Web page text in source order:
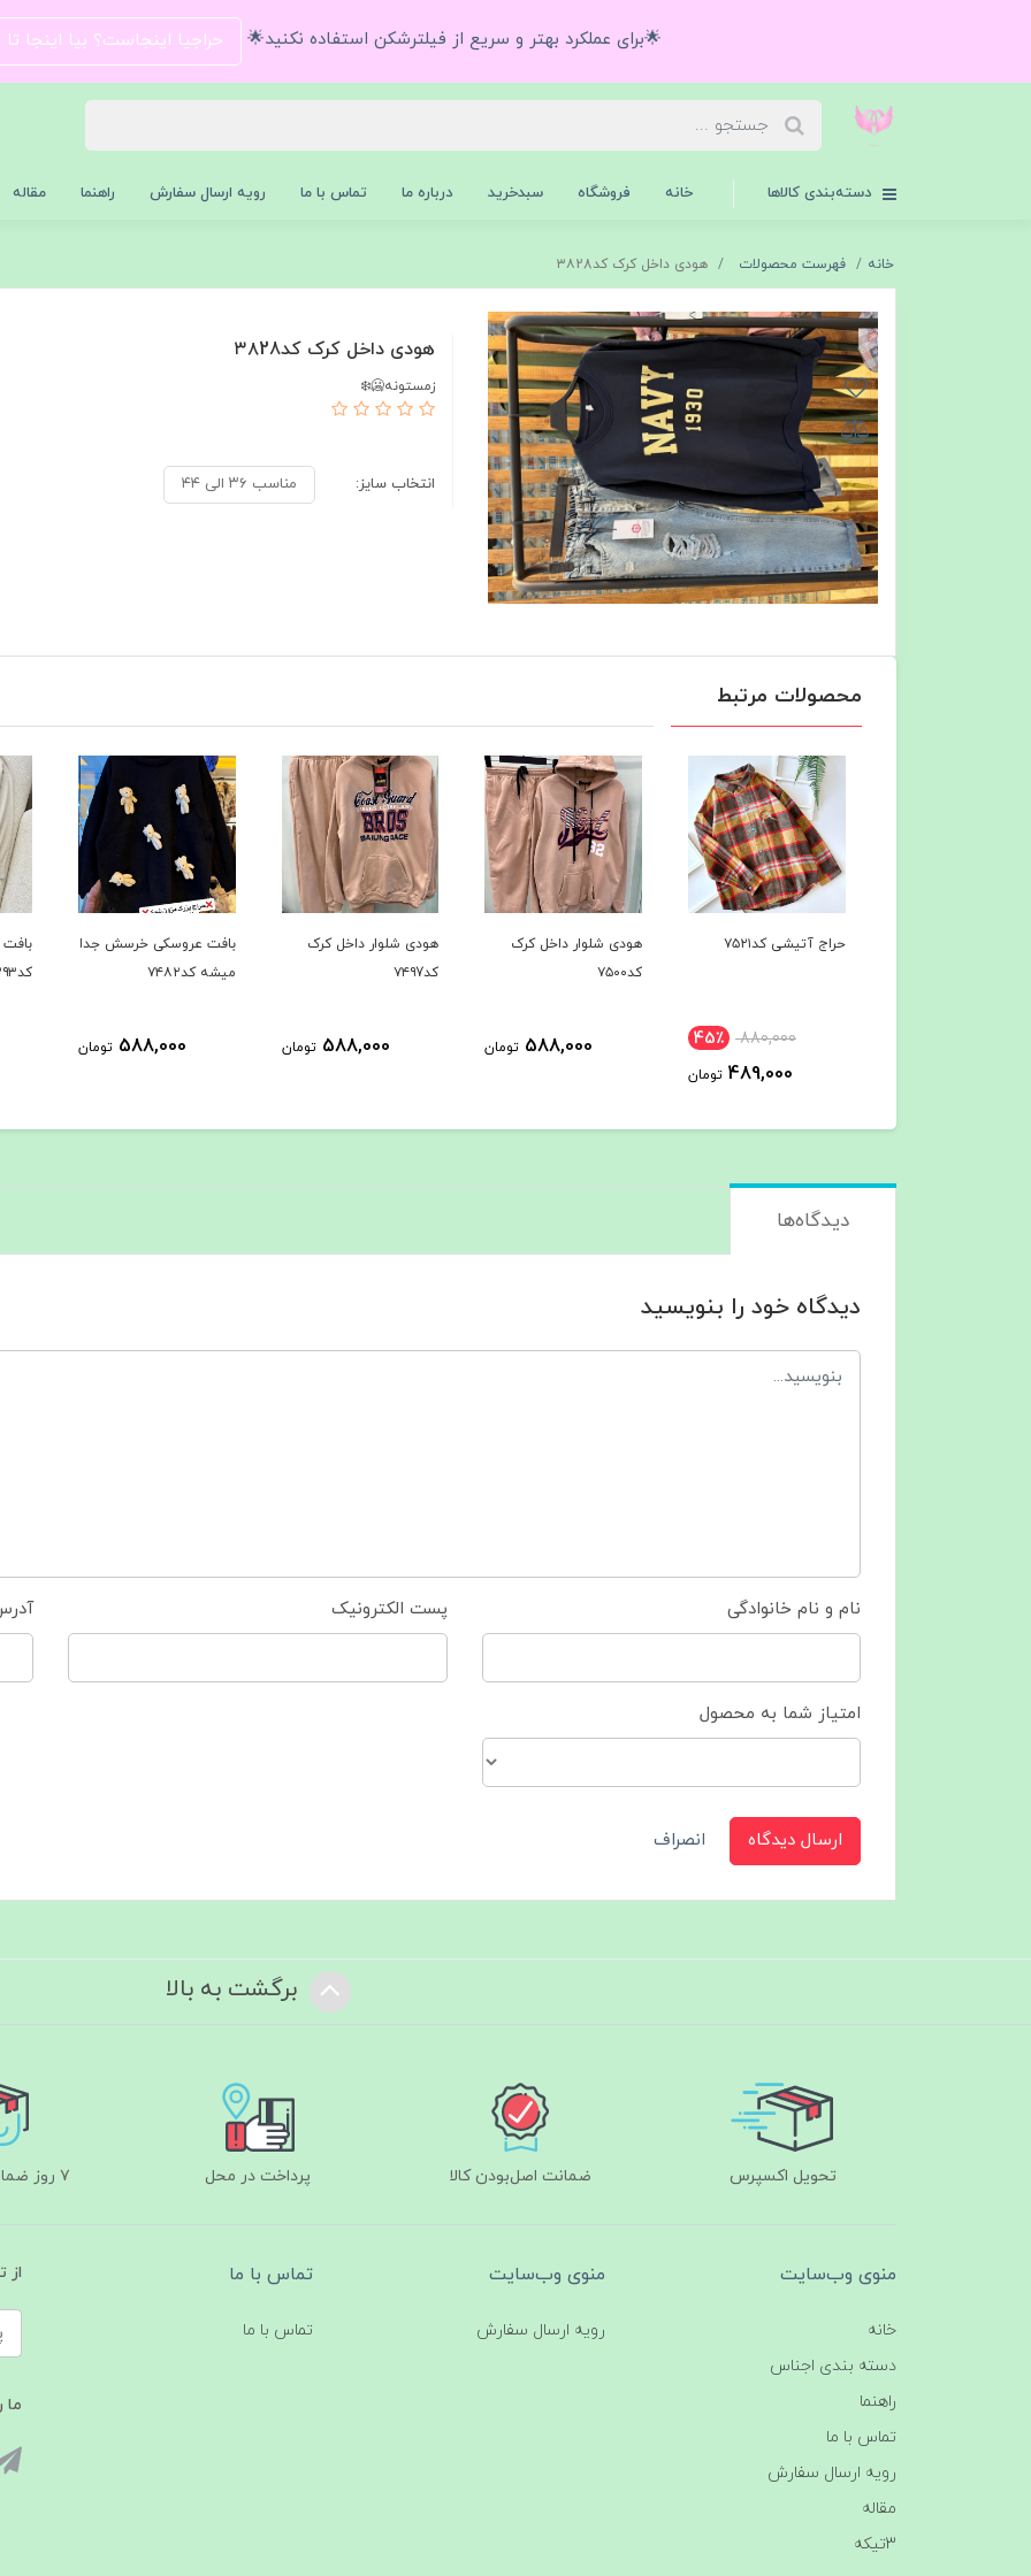
🌟برای عملکرد بهتر و سریع از فیلترشکن استفاده نکنید🌟 حراجیا اینجاست؟ بیا اینجا
دسته‌بندی کالاها خانه فروشگاه سبدخرید درباره ما تماس با ما رویه ارسال سفارش راهنما مقاله
خانه فهرست محصولات هودی داخل کرک کد۳۸28
هودی داخل کرک کد۳۸28
زمستونه🥶❄️
انتخاب سایز: مناسب ۳۶ الی ۴۴
محصولات مرتبط
هودی شلوار داخل کرک
588,000 تومان
هودی شلوار داخل کرک
کد۷۴۹7
588,000 تومان
بافت عروسکی خرسش جدا
میشه کد۷۴۸۲
588,000 تومان
بافت دوتیکه پر فروش
کد۷۳۹۳
1,289,000 تومان
دیدگاه‌ها
دیدگاه خود را بنویسید
نام و نام خانوادگی پست الکترونیک
امتیاز شما به محصول
ارسال دیدگاه انصراف
برگشت به بالا
تحویل اکسپرس ضمانت اصل‌بودن کالا پرداخت در محل ۷ روز ضمانت بازگشت
منوی وب‌سایت
خانه
دسته بندی اجناس
راهنما
تماس با ما
رویه ارسال سفارش
مقاله
3تیکه
منوی وب‌سایت
رویه ارسال سفارش
تماس با ما
تماس با ما
از
ما